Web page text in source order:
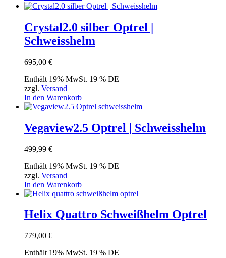
Crystal2.0 silber Optrel |
Schweisshelm
695,00 €
Enthält 19% MwSt. 19 % DE
zzgl. Versand
In den Warenkorb
Vegaview2.5 Optrel | Schweisshelm
499,99 €
Enthält 19% MwSt. 19 % DE
zzgl. Versand
In den Warenkorb
Helix Quattro Schweißhelm Optrel
779,00 €
Enthält 19% MwSt. 19 % DE